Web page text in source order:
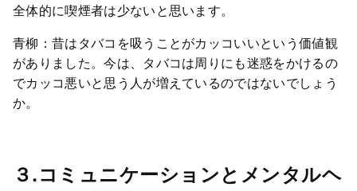
全体的に喫煙者は少ないと思います。
青柳：昔はタバコを吸うことがカッコいいという価値観
がありました。今は、タバコは周りにも迷惑をかけるの
でカッコ悪いと思う人が増えているのではないでしょう
か。
３.コミュニケーションとメンタルヘ